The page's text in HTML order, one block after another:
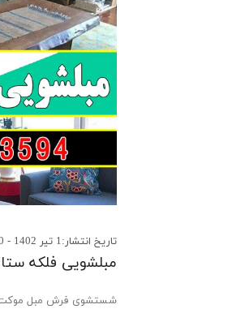
تاریخ انتشار:1 تیر 1402 - 08:50
مبلشویی فلکه
شستشوی فرش مبل موکت